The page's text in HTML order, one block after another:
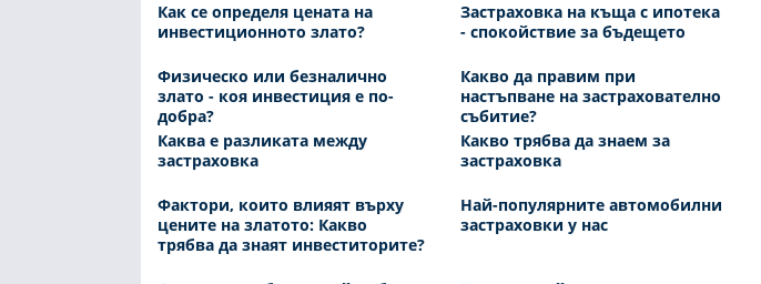
Как се определя цената на
инвестиционното злато?
Застраховка на къща с ипотека
- спокойствие за бъдещето
Физическо или безналично
злато - коя инвестиция е по-
добра?
Какво да правим при
настъпване на застрахователно
събитие?
Каква е разликата между
застраховка
Какво трябва да знаем за
застраховка
Фактори, които влияят върху
цените на златото: Какво
трябва да знаят инвеститорите?
Най-популярните автомобилни
застраховки у нас